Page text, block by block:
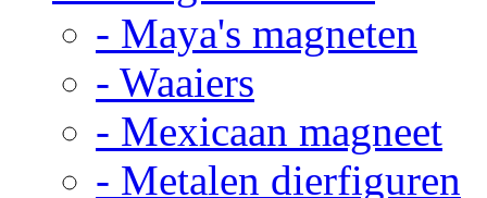
- Maya's magneten
- Waaiers
- Mexicaan magneet
- Metalen dierfiguren